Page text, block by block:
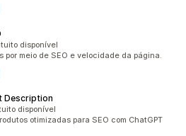
disponível
por meio de SEO e velocidade da página.
Description
disponível
otimizadas para SEO com ChatGPT